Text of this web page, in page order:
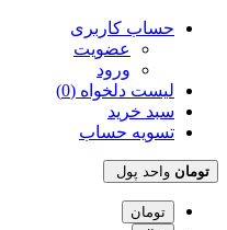
حساب کاربری
عضویت
ورود
لیست دلخواه (0)
سبد خرید
تسویه حساب
تومان واحد پول
تومان